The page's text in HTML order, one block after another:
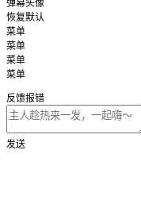
弹幕头像
恢复默认
菜单
菜单
菜单
菜单
反馈报错
发送